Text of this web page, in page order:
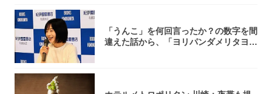
「うんこ」を何回言ったか？の数字を間
違えた話から、「ヨリパンダメリタヨコ